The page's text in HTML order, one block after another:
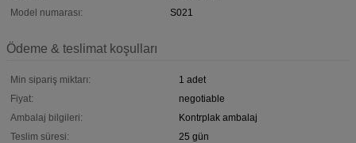
Model numarası:
S021
Ödeme & teslimat koşulları
Min sipariş miktarı:
1 adet
Fiyat:
negotiable
Ambalaj bilgileri:
Kontrplak ambalaj
Teslim süresi:
25 gün